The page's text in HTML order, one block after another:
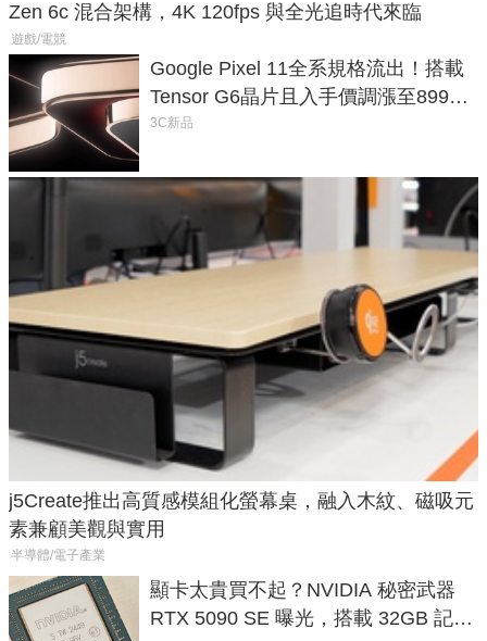
Zen 6c 混合架構，4K 120fps 與全光追時代來臨
遊戲/電競
Google Pixel 11全系規格流出！搭載
Tensor G6晶片且入手價調漲至899美
元
3C新品
j5Create推出高質感模組化螢幕桌，融入木紋、磁吸元
素兼顧美觀與實用
半導體/電子產業
顯卡太貴買不起？NVIDIA 秘密武器
RTX 5090 SE 曝光，搭載 32GB 記憶